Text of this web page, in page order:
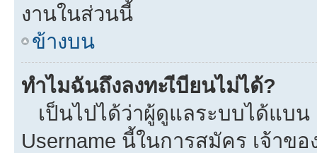
งานในส่วนนี้
ข้างบน
ทำไมฉันถึงลงทะเีบียนไม่ได้?
เป็นไปได้ว่าผู้ดูแลระบบได้แบน
Username นี้ในการสมัคร เจ้าข